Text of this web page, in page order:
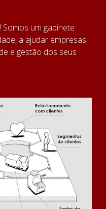
Somos um gabinete
a ajudar empresas
e gestão dos seus